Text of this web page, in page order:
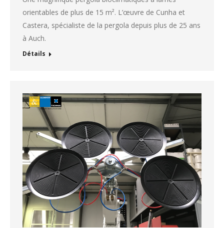
orientables de plus de 15 m². L’œuvre de Cunha et
Castera, spécialiste de la pergola depuis plus de 25 ans
à Auch.
Détails